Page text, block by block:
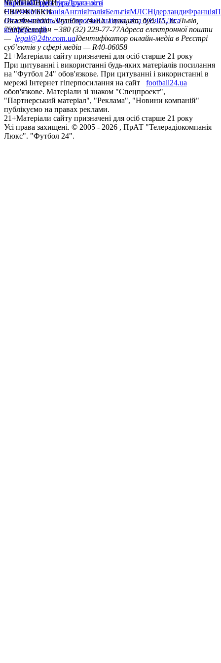
політикаСтруктура власності
УкраїнаПерша лігаДруга ліга
ЧЕМПІОНАТИ
НімеччинаІспаніяАнгліяІталіяБельгіяМЛСНідерландиФранція
ЄВРОКУБКИ
Ліга чемпіонівЛіга ЄвропиЮнацька ліга УЄФАЛіга
конференцій
Онлайн-медіа «Футбол 24»пл. Галицька, буд. 15, м. Львів,
79008Телефон +380 (32) 229-77-77Адреса електронної пошти
— legal@24tv.com.uaІдентифікатор онлайн-медіа в Реєстрі
суб’єктів у сфері медіа — R40-06058
21+Матеріали сайту призначені для осіб старше 21 року
При цитуванні і використанні будь-яких матеріалів посилання
на "Футбол 24" обов'язкове. При цитуванні і використанні в
мережі Інтернет гіперпосилання на сайт
football24.ua
обов'язкове. Матеріали зі знаком "Спецпроект",
"Партнерський матеріал", "Реклама", "Новини компаній"
публікуємо на правах реклами.
21+Матеріали сайту призначені для осіб старше 21 року
Усi права захищенi. © 2005 - 2026 , ПрАТ "Телерадіокомпанія
Люкс". "Футбол 24".